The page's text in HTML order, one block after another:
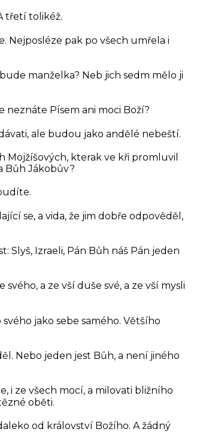
třetí tolikéž.
Nejposléze pak po všech umřela i
manželka? Neb jich sedm mělo ji
neznáte Písem ani moci Boží?
ale budou jako andělé nebeští.
Mojžíšových, kterak ve kři promluvil
Bůh Jákobův?
se, a vida, že jim dobře odpověděl,
Slyš, Izraeli, Pán Bůh náš Pán jeden
a ze vší duše své, a ze vší mysli
jako sebe samého. Většího
Nebo jeden jest Bůh, a není jiného
i ze všech mocí, a milovati bližního
oběti.
od království Božího. A žádný